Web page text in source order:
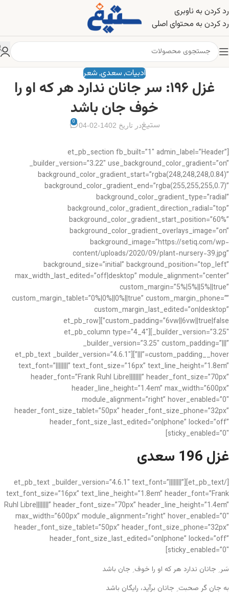
رد کردن به ناوبری
رد کردن به محتوای اصلی
ادبیات, سعدی, شعر
غزل ۱۹۶: سر جانان ندارد هر که او را
خوف جان باشد
ستیغدر تاریخ 1402-02-04 0
[et_pb_section fb_built=”1″ admin_label=”Header”
_builder_version=”3.22″ use_background_color_gradient=”on”
background_color_gradient_start=”rgba(248,248,248,0.84)”
background_color_gradient_end=”rgba(255,255,255,0.7)”
background_color_gradient_type=”radial”
background_color_gradient_direction_radial=”top”
background_color_gradient_start_position=”60%”
background_color_gradient_overlays_image=”on”
background_image=”https://setiq.com/wp-
content/uploads/2020/09/plant-nursery-39.jpg”
background_size=”initial” background_position=”top_left”
max_width_last_edited=”off|desktop” module_alignment=”center”
custom_margin=”5%|5%||5%||true”
custom_margin_tablet=”0%|0%||0%||true” custom_margin_phone=””
custom_margin_last_edited=”on|desktop”
custom_padding=”6vw||6vw||true|false”][et_pb_row
_builder_version=”3.25″][et_pb_column type=”4_4″
_builder_version=”3.25″ custom_padding=”|||”
custom_padding__hover=”|||”][et_pb_text _builder_version=”4.6.1″
text_font=”||||||||” text_font_size=”16px” text_line_height=”1.8em”
header_font=”Frank Ruhl Libre||||||||” header_font_size=”70px”
header_line_height=”1.4em” max_width=”600px”
module_alignment=”right” hover_enabled=”0″
header_font_size_tablet=”50px” header_font_size_phone=”32px”
header_font_size_last_edited=”on|phone” locked=”off”
sticky_enabled=”0″]
غزل 196 سعدی
[/et_pb_text][et_pb_text _builder_version=”4.6.1″ text_font=”||||||||”
text_font_size=”16px” text_line_height=”1.8em” header_font=”Frank
Ruhl Libre||||||||” header_font_size=”70px” header_line_height=”1.4em”
max_width=”600px” module_alignment=”right” hover_enabled=”0″
header_font_size_tablet=”50px” header_font_size_phone=”32px”
header_font_size_last_edited=”on|phone” locked=”off”
sticky_enabled=”0″]
سَر ِ جانان ندارد هر که او را خوف ِ جان باشد
به جان گر صحبت ِ جانان برآید، رایگان باشد